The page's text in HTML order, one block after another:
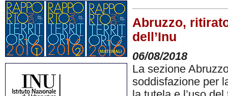
Abruzzo,
dell’Inu
06/08/2018
La sezione
soddisfazione per